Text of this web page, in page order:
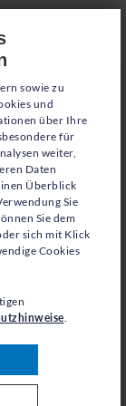
sowie zu
und
über Ihre
für
weiter,
Daten
Überblick
Sie
Sie dem
sich mit Klick
Cookies
.
30